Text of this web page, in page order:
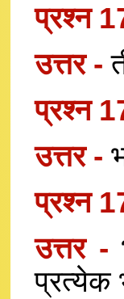
प्रश्न
उत्तर -
प्रश्न
उत्तर -
प्रश्न
उत्तर -
प्रत्येक